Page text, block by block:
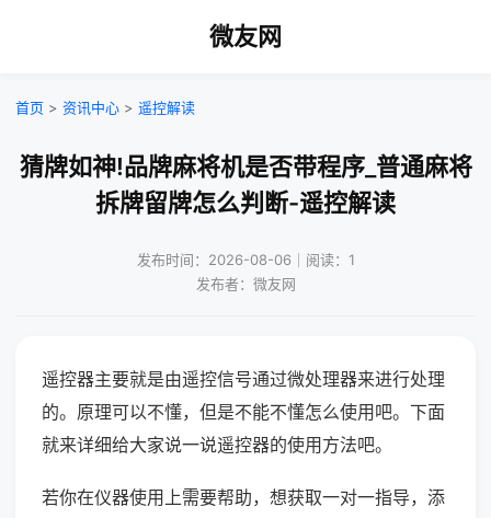
微友网
首页 > 资讯中心 > 遥控解读
猜牌如神!品牌麻将机是否带程序_普通麻将
拆牌留牌怎么判断-遥控解读
发布时间：2026-08-06｜阅读：1
发布者：微友网
遥控器主要就是由遥控信号通过微处理器来进行处理
的。原理可以不懂，但是不能不懂怎么使用吧。下面
就来详细给大家说一说遥控器的使用方法吧。
若你在仪器使用上需要帮助，想获取一对一指导，添